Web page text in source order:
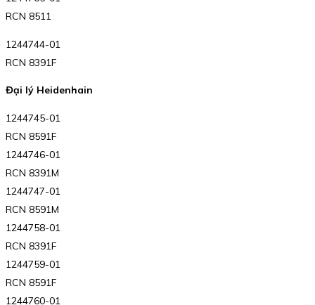
RCN 8511
1244744-01
RCN 8391F
Đại lý Heidenhain
1244745-01
RCN 8591F
1244746-01
RCN 8391M
1244747-01
RCN 8591M
1244758-01
RCN 8391F
1244759-01
RCN 8591F
1244760-01